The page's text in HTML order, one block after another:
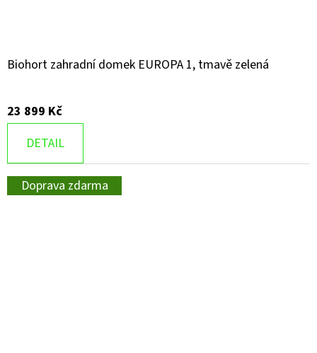
Biohort zahradní domek EUROPA 1, tmavě zelená
23 899 Kč
DETAIL
Doprava zdarma